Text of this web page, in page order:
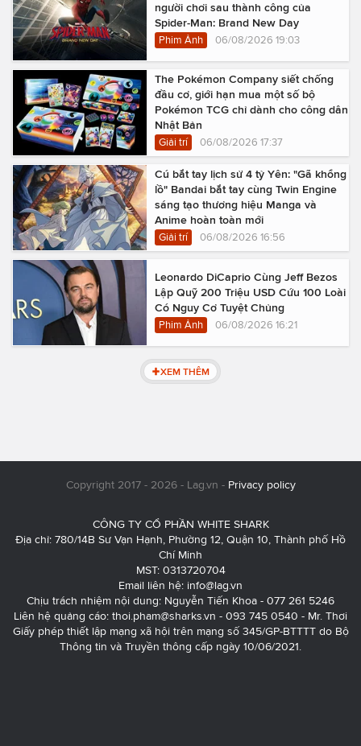
người chơi sau thành công của
Spider-Man: Brand New Day
Phim Ảnh 06/08/2026 19:03
The Pokémon Company siết chống
đầu cơ, giới hạn mua một số bộ
Pokémon TCG chỉ dành cho công dân
Nhật Bản
Giải trí 06/08/2026 17:37
Cú bắt tay lịch sử 4 tỷ Yên: "Gã khổng
lồ" Bandai bắt tay cùng Twin Engine
sáng tạo thương hiệu Manga và
Anime hoàn toàn mới
Giải trí 06/08/2026 16:56
Leonardo DiCaprio Cùng Jeff Bezos
Lập Quỹ 200 Triệu USD Cứu 100 Loài
Có Nguy Cơ Tuyệt Chủng
Phim Ảnh 06/08/2026 16:21
XEM THÊM
Copyright 2017 - 2026 - Lag.vn - Privacy policy
CÔNG TY CỔ PHẦN WHITE SHARK
Địa chỉ: 780/14B Sư Vạn Hạnh, Phường 12, Quận 10, Thành phố Hồ
Chí Minh
MST: 0313720704
Email liên hệ: info@lag.vn
Chịu trách nhiệm nội dung: Nguyễn Tiến Khoa - 077 261 5246
Liên hệ quảng cáo: thoi.pham@sharks.vn - 093 745 0540 - Mr. Thơi
Giấy phép thiết lập mạng xã hội trên mạng số 345/GP-BTTTT do Bộ
Thông tin và Truyền thông cấp ngày 10/06/2021.